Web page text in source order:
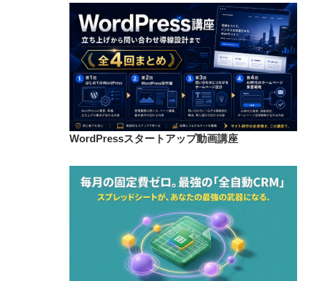
WordPressスタートアップ動画講座